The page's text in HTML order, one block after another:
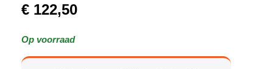
€ 122,50
Op voorraad